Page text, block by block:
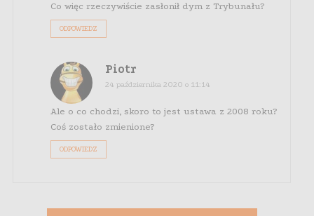
Co więc rzeczywiście zasłonił dym z Trybunału?
ODPOWIEDZ
Piotr
24 października 2020 o 11:14
Ale o co chodzi, skoro to jest ustawa z 2008 roku?
Coś zostało zmienione?
ODPOWIEDZ